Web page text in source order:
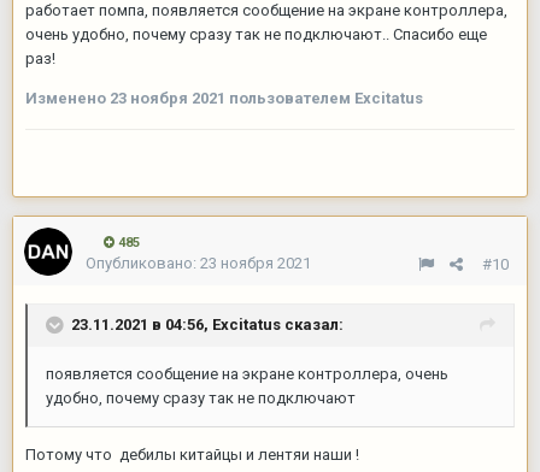
работает помпа, появляется сообщение на экране контроллера,
очень удобно, почему сразу так не подключают.. Спасибо еще
раз!
Изменено 23 ноября 2021 пользователем Excitatus
485
#10
Опубликовано: 23 ноября 2021
23.11.2021 в 04:56, Excitatus сказал:
появляется сообщение на экране контроллера, очень
удобно, почему сразу так не подключают
Потому что дебилы китайцы и лентяи наши !